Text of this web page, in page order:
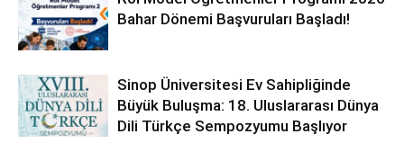
Bahar Dönemi Başvuruları Başladı!
Sinop Üniversitesi Ev Sahipliğinde
Büyük Buluşma: 18. Uluslararası Dünya
Dili Türkçe Sempozyumu Başlıyor